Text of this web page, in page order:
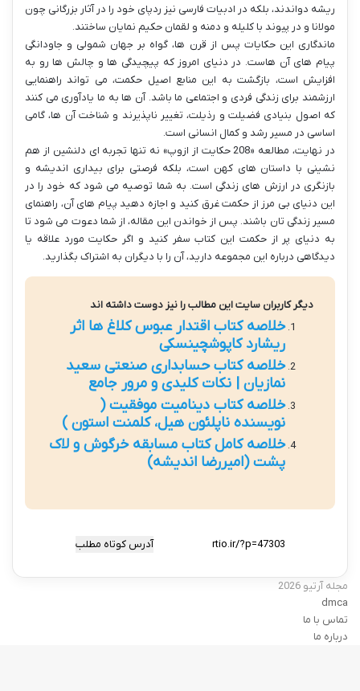
ریشه دواندند، بلکه در ادبیات فارسی نیز ردپای خود را در آثار بزرگانی چون
مولانا و در پیوند با کلیله و دمنه و لقمان حکیم نمایان ساختند.
ماندگاری این حکایات پس از قرن ها، گواه بر جهان شمولی و جاودانگی
پیام های آن هاست. در دنیای امروز که پیچیدگی ها و چالش ها رو به
افزایش است، بازگشت به این منابع اصیل حکمت، می تواند راهنمایی
ارزشمند برای زندگی فردی و اجتماعی ما باشد. آن ها به ما یادآوری می کنند
که اصول بنیادی فضیلت و رذیلت، تغییر ناپذیرند و شناخت آن ها، گامی
اساسی در مسیر رشد و کمال انسانی است.
در نهایت، مطالعه «208 حکایت از ازوپ» نه تنها تجربه ای دلنشین از هم
نشینی با داستان های کهن است، بلکه فرصتی برای بیداری اندیشه و
بازنگری در ارزش های زندگی است. به شما توصیه می شود که خود را در
این دنیای بی مرز از حکمت غرق کنید و اجازه دهید پیام های آن، راهنمای
مسیر زندگی تان باشند. پس از خواندن این مقاله، از شما دعوت می شود تا
به دنیای پر از حکمت این کتاب سفر کنید و اگر حکایت مورد علاقه یا
دیدگاهی درباره این مجموعه دارید، آن را با دیگران به اشتراک بگذارید.
دیگر کاربران سایت این مطالب را نیز دوست داشته اند
خلاصه کتاب اقتدار عبوس کلاغ ها اثر
ریشارد کاپوشچینسکی
خلاصه کتاب حسابداری صنعتی سعید
نمازیان | نکات کلیدی و مرور جامع
خلاصه کتاب دینامیت موفقیت (
نویسنده ناپلئون هیل، کلمنت استون )
خلاصه کامل کتاب مسابقه خرگوش و لاک
پشت (امیررضا اندیشه)
آدرس کوتاه مطلب
مجله آرتیو 2026
dmca
تماس با ما
درباره ما